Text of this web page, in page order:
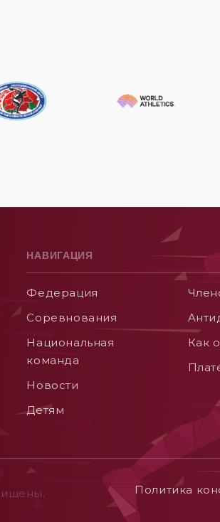
НАВИГАЦИЯ
Федерация
Соревнования
Национальная
команда
Новости
Детям
Как
Политика